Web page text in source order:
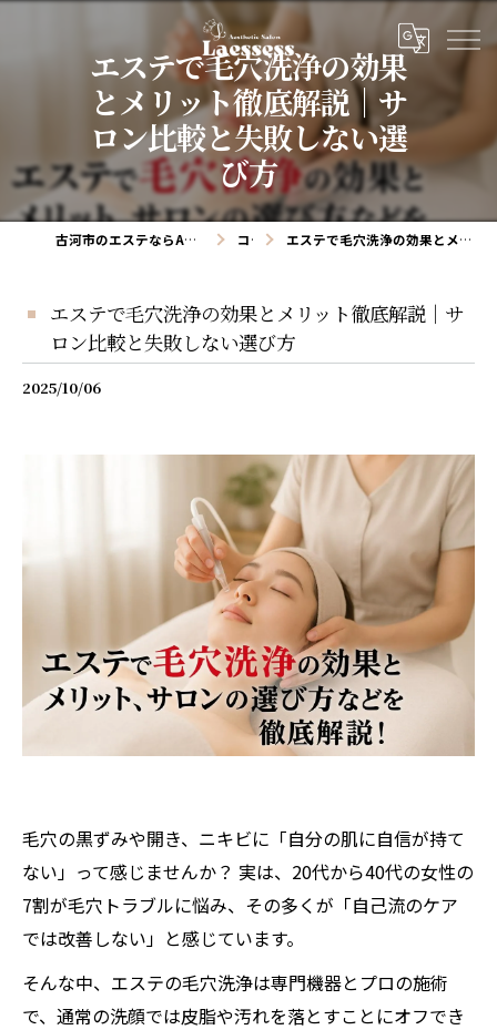
エステで毛穴洗浄の効果
とメリット徹底解説｜サ
ロン比較と失敗しない選
び方
古河市のエステならAesthetic salon Laessess(ラエッセス) コラム エステで毛穴洗浄の効果とメリット徹底解説｜サロン比較と失敗しない選び方
エステで毛穴洗浄の効果とメリット徹底解説｜サ
ロン比較と失敗しない選び方
2025/10/06
毛穴の黒ずみや開き、ニキビに「自分の肌に自信が持て
ない」って感じませんか？ 実は、20代から40代の女性の
7割が毛穴トラブルに悩み、その多くが「自己流のケア
では改善しない」と感じています。
そんな中、エステの毛穴洗浄は専門機器とプロの施術
で、通常の洗顔では皮脂や汚れを落とすことにオフでき